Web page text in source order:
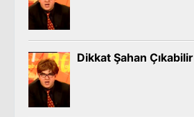
Dikkat Şahan Çıkabilir